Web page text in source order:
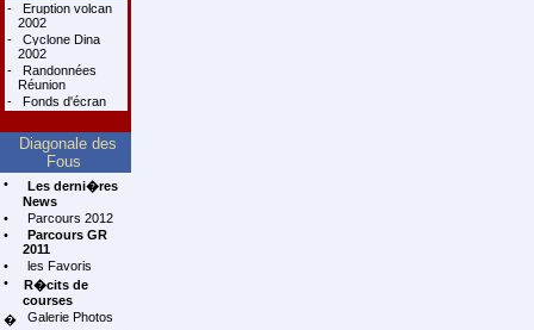
-
Eruption volcan
2002
-
Cyclone Dina
2002
-
Randonnées
Réunion
-
Fonds d'écran
Diagonale des
Fous
•
Les derni�res
News
•
Parcours 2012
•
Parcours GR
2011
•
les Favoris
•
R�cits de
courses
�
Galerie Photos